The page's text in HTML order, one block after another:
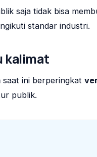
saja tidak bisa
standar industri.
kalimat
saat ini berperingkat
publik.